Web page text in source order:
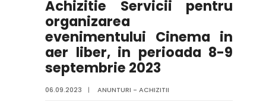
Achizitie Servicii pentru
organizarea
evenimentului Cinema in
aer liber, in perioada 8-9
septembrie 2023
06.09.2023 | ANUNTURI - ACHIZITII